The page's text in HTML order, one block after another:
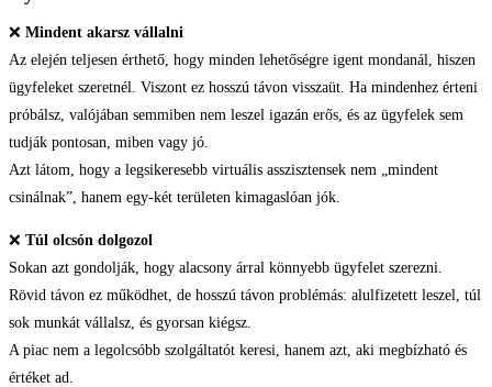
❌ Mindent akarsz vállalni
Az elején teljesen érthető, hogy minden lehetőségre igent mondanál, hiszen
ügyfeleket szeretnél. Viszont ez hosszú távon visszaüt. Ha mindenhez érteni
próbálsz, valójában semmiben nem leszel igazán erős, és az ügyfelek sem
tudják pontosan, miben vagy jó.
Azt látom, hogy a legsikeresebb virtuális asszisztensek nem „mindent
csinálnak”, hanem egy-két területen kimagaslóan jók.
❌ Túl olcsón dolgozol
Sokan azt gondolják, hogy alacsony árral könnyebb ügyfelet szerezni.
Rövid távon ez működhet, de hosszú távon problémás: alulfizetett leszel, túl
sok munkát vállalsz, és gyorsan kiégsz.
A piac nem a legolcsóbb szolgáltatót keresi, hanem azt, aki megbízható és
értéket ad.